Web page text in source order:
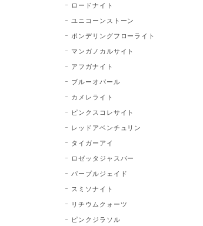
ロードナイト
ユニコーンストーン
ポンデリングフローライト
マンガノカルサイト
アフガナイト
ブルーオパール
カメレライト
ピンクスコレサイト
レッドアベンチュリン
タイガーアイ
ロゼッタジャスパー
パープルジェイド
スミソナイト
リチウムクォーツ
ピンクジラソル